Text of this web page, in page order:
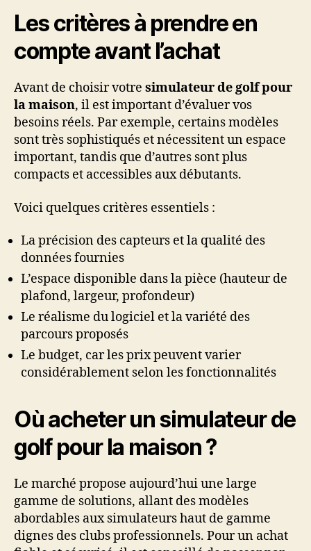
Les critères à prendre en
compte avant l’achat
Avant de choisir votre simulateur de golf pour
la maison, il est important d’évaluer vos
besoins réels. Par exemple, certains modèles
sont très sophistiqués et nécessitent un espace
important, tandis que d’autres sont plus
compacts et accessibles aux débutants.
Voici quelques critères essentiels :
La précision des capteurs et la qualité des
données fournies
L’espace disponible dans la pièce (hauteur de
plafond, largeur, profondeur)
Le réalisme du logiciel et la variété des
parcours proposés
Le budget, car les prix peuvent varier
considérablement selon les fonctionnalités
Où acheter un simulateur de
golf pour la maison ?
Le marché propose aujourd’hui une large
gamme de solutions, allant des modèles
abordables aux simulateurs haut de gamme
dignes des clubs professionnels. Pour un achat